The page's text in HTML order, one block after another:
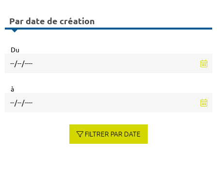
Par date de création
Du
à
FILTRER PAR DATE